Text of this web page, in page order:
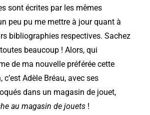
sont écrites par les mêmes
peu pu me mettre à jour quant à
bibliographies respectives. Sachez
beaucoup ! Alors, qui
de ma nouvelle préférée cette
c’est Adèle Bréau, avec ses
dans un magasin de jouet,
au magasin de jouets !